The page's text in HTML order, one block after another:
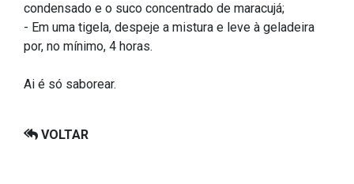
condensado e o suco concentrado de maracujá;
- Em uma tigela, despeje a mistura e leve à geladeira
por, no mínimo, 4 horas.
Ai é só saborear.
VOLTAR